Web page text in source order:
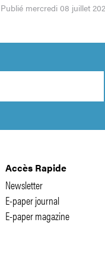
Publié mercredi 08 juillet
Accès Rapide
Newsletter
E-paper journal
E-paper magazine